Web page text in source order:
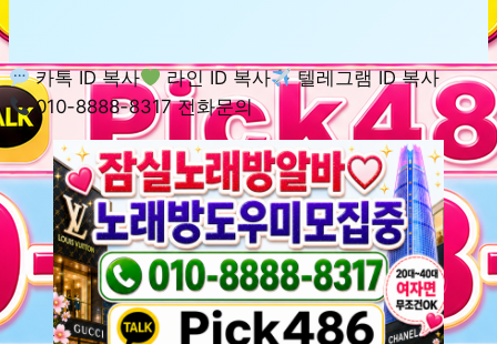
카톡 ID 복사 라인 ID 복사
텔레그램 ID 복사
010-8888-8317 전화문의